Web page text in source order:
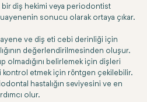
bir diş hekimi veya periodontist
sonucu olarak ortaya çıkar.
ve diş eti cebi derinliği için
değerlendirilmesinden oluşur.
olmadığını belirlemek için dişleri
kontrol etmek için röntgen çekilebilir.
hastalığın seviyesini ve en
olur.